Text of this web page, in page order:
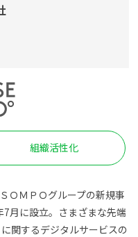
組織活性化
ＯＭＰＯグループの新規事
月に設立。さまざまな先端
関するデジタルサービスの